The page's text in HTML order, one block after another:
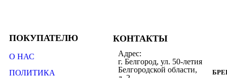
ПОКУПАТЕЛЮ
О НАС
ПОЛИТИКА
КОНТАКТЫ
Адрес:
г. Белгород, ул. 50-летия
Белгородской области,